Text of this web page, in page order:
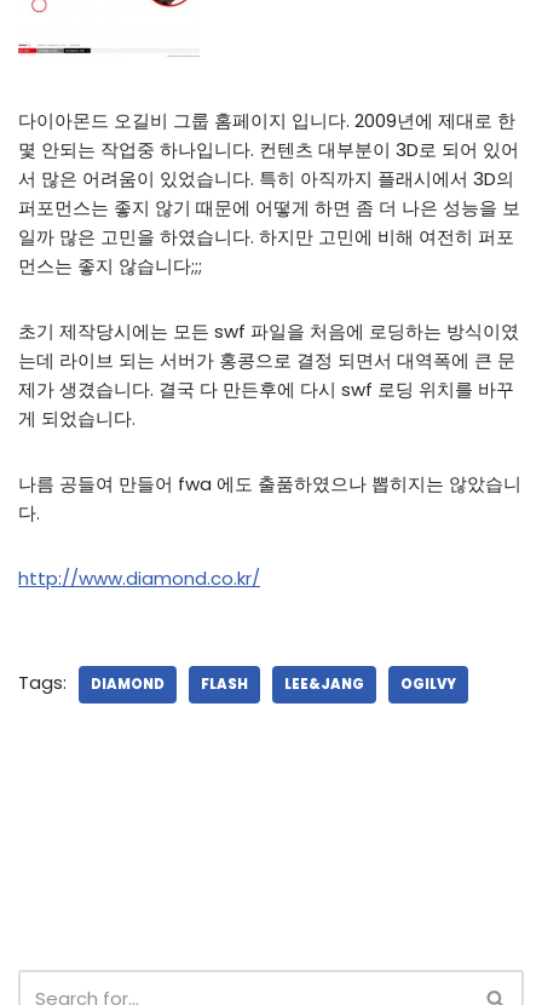
다이아몬드 오길비 그룹 홈페이지 입니다. 2009년에 제대로 한
몇 안되는 작업중 하나입니다. 컨텐츠 대부분이 3D로 되어 있어
서 많은 어려움이 있었습니다. 특히 아직까지 플래시에서 3D의
퍼포먼스는 좋지 않기 때문에 어떻게 하면 좀 더 나은 성능을 보
일까 많은 고민을 하였습니다. 하지만 고민에 비해 여전히 퍼포
먼스는 좋지 않습니다;;;
초기 제작당시에는 모든 swf 파일을 처음에 로딩하는 방식이였
는데 라이브 되는 서버가 홍콩으로 결정 되면서 대역폭에 큰 문
제가 생겼습니다. 결국 다 만든후에 다시 swf 로딩 위치를 바꾸
게 되었습니다.
나름 공들여 만들어 fwa 에도 출품하였으나 뽑히지는 않았습니
다.
http://www.diamond.co.kr/
Tags: DIAMOND FLASH LEE&JANG OGILVY